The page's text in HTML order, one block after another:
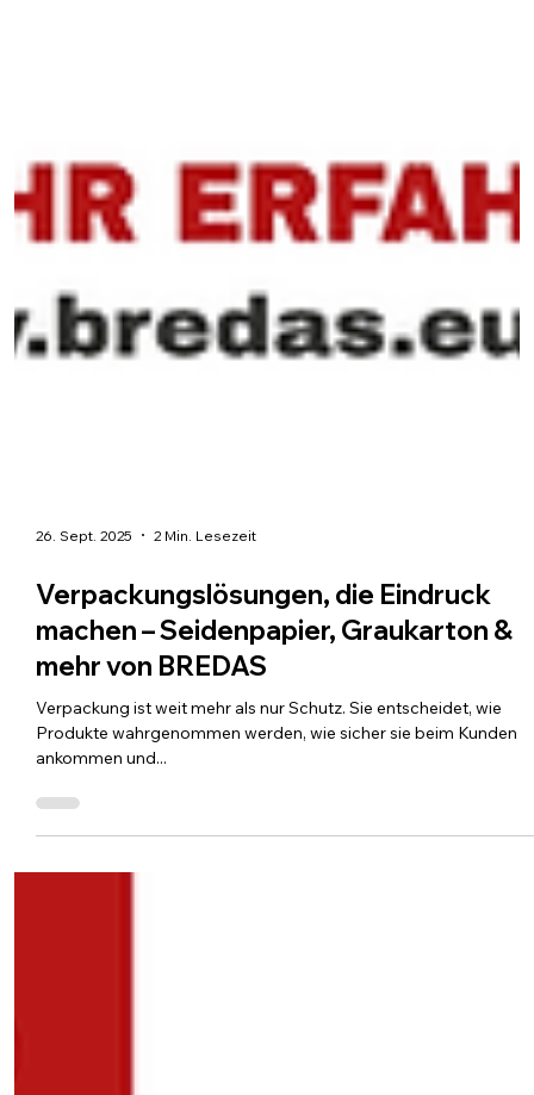
26. Sept. 2025 2 Min. Lesezeit
Verpackungslösungen, die Eindruck
machen – Seidenpapier, Graukarton &
mehr von BREDAS
Verpackung ist weit mehr als nur Schutz. Sie entscheidet, wie
ankommen und...